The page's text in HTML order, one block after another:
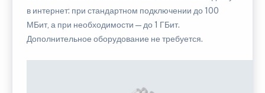
в интернет: при стандартном подключении до 100
МБит, а при необходимости — до 1 ГБит.
Дополнительное оборудование не требуется.